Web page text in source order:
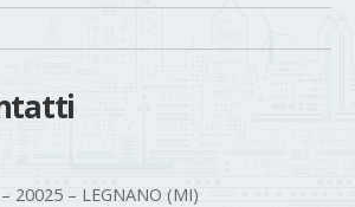
20025 – LEGNANO (MI)